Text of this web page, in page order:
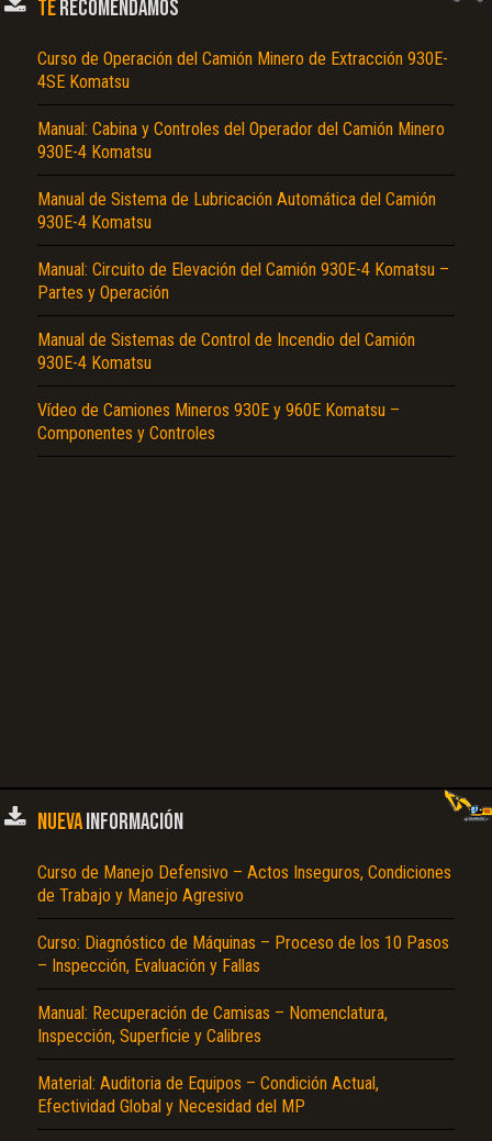
TE RECOMENDAMOS
Curso de Operación del Camión Minero de Extracción 930E-
4SE Komatsu
Manual: Cabina y Controles del Operador del Camión Minero
930E-4 Komatsu
Manual de Sistema de Lubricación Automática del Camión
930E-4 Komatsu
Manual: Circuito de Elevación del Camión 930E-4 Komatsu –
Partes y Operación
Manual de Sistemas de Control de Incendio del Camión
930E-4 Komatsu
Vídeo de Camiones Mineros 930E y 960E Komatsu –
Componentes y Controles
NUEVAINFORMACIÓN
Curso de Manejo Defensivo – Actos Inseguros, Condiciones
de Trabajo y Manejo Agresivo
Curso: Diagnóstico de Máquinas – Proceso de los 10 Pasos
– Inspección, Evaluación y Fallas
Manual: Recuperación de Camisas – Nomenclatura,
Inspección, Superficie y Calibres
Material: Auditoria de Equipos – Condición Actual,
Efectividad Global y Necesidad del MP
Texto o Imagen de portada son erróneos.
No carga o no se visualiza el contenido.
Reportar otro tipo de error...